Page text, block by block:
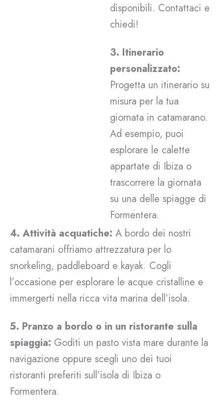
disponibili. Contattaci e
chiedi!
3. Itinerario
personalizzato:
Progetta un itinerario su
misura per la tua
giornata in catamarano.
Ad esempio, puoi
esplorare le calette
appartate di Ibiza o
trascorrere la giornata
su una delle spiagge di
Formentera.
4. Attività acquatiche: A bordo dei nostri
catamarani offriamo attrezzatura per lo
snorkeling, paddleboard e kayak. Cogli
l’occasione per esplorare le acque cristalline e
immergerti nella ricca vita marina dell’isola.
5. Pranzo a bordo o in un ristorante sulla
spiaggia: Goditi un pasto vista mare durante la
navigazione oppure scegli uno dei tuoi
ristoranti preferiti sull’isola di Ibiza o
Formentera.